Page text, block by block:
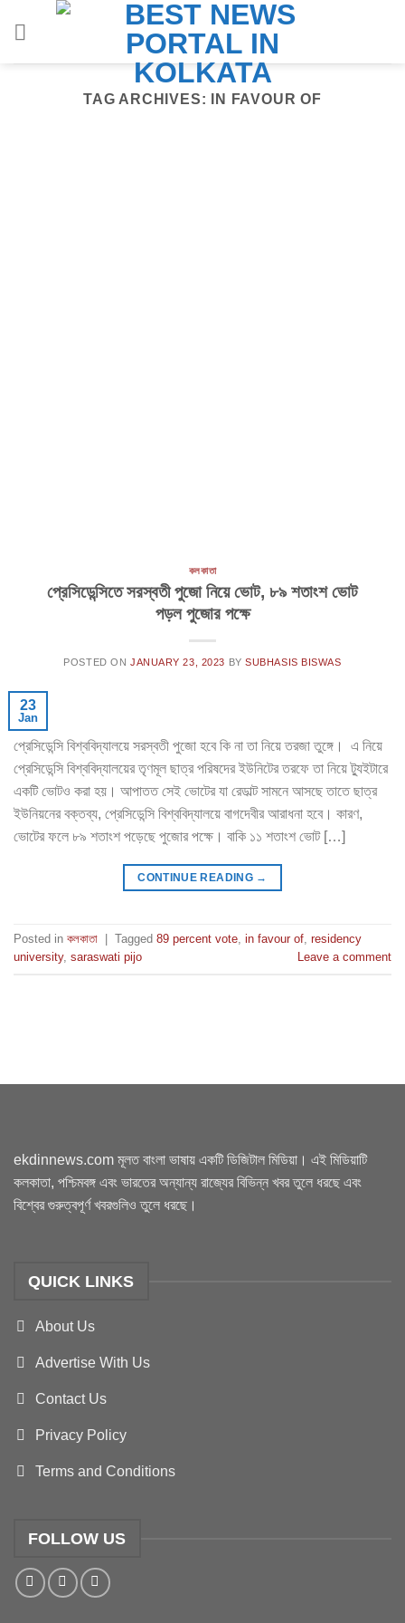
TAG ARCHIVES: IN FAVOUR OF
কলকাতা
প্রেসিডেন্সিতে সরস্বতী পুজো নিয়ে ভোট, ৮৯ শতাংশ ভোট
পড়ল পুজোর পক্ষে
POSTED ON JANUARY 23, 2023 BYSUBHASIS BISWAS
23
Jan
প্রেসিডেন্সি বিশ্ববিদ্যালয়ে সরস্বতী পুজো হবে কি না তা নিয়ে তরজা তুঙ্গে। এ নিয়ে
প্রেসিডেন্সি বিশ্ববিদ্যালয়ের তৃণমূল ছাত্র পরিষদের ইউনিটের তরফে তা নিয়ে ট্যুইটারে
একটি ভোটও করা হয়। আপাতত সেই ভোটের যা রেডাল্ট সামনে আসছে তাতে ছাত্র
ইউনিয়নের বক্তব্য, প্রেসিডেন্সি বিশ্ববিদ্যালয়ে বাগদেবীর আরাধনা হবে। কারণ,
ভোটের ফলে ৮৯ শতাংশ পড়েছে পুজোর পক্ষে। বাকি ১১ শতাংশ ভোট […]
CONTINUE READING →
Posted in কলকাতা Tagged 89 percent vote in favour of residency
university, saraswati pijo Leave a comment
ekdinnews.com মূলত বাংলা ভাষায় একটি ডিজিটাল মিডিয়া। এই মিডিয়াটি
কলকাতা, পশ্চিমবঙ্গ এবং ভারতের অন্যান্য রাজ্যের বিভিন্ন খবর তুলে ধরছে এবং
বিশ্বের গুরুত্বপূর্ণ খবরগুলিও তুলে ধরছে।
QUICK LINKS
About Us
Advertise With Us
Contact Us
Privacy Policy
Terms and Conditions
FOLLOW US